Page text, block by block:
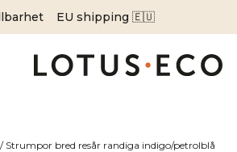
EU shipping 🇪🇺
/ Strumpor bred resår randiga indigo/petrolblå